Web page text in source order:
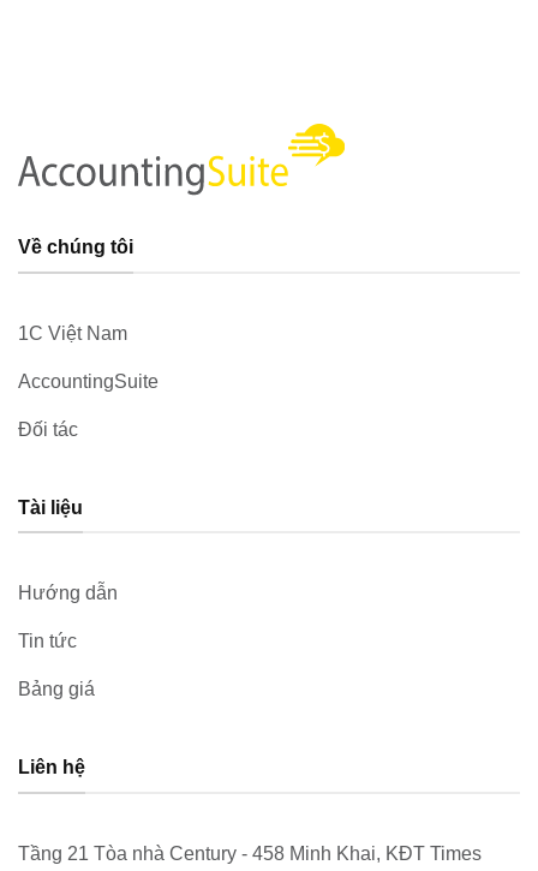
Về chúng tôi
1C Việt Nam
AccountingSuite
Đối tác
Tài liệu
Hướng dẫn
Tin tức
Bảng giá
Liên hệ
Tầng 21 Tòa nhà Century - 458 Minh Khai, KĐT Times